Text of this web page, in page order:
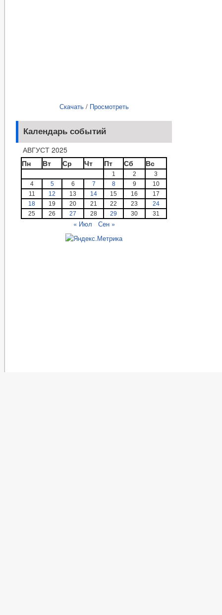
Скачать/ Просмотреть
Календарь событий
АВГУСТ 2025
Пн
Вт Ср Чт Пт Сб Вс
1 2
3
4
5 6 7 8 9
10
11
12 13 14 15 16
17
18
19 20 21 22 23
24
25
26 27 28 29 30 31
« Июл Сен »